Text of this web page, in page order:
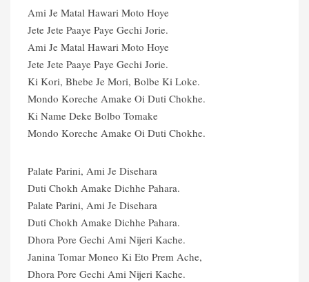
Ami Je Matal Hawari Moto Hoye
Jete Jete Paaye Paye Gechi Jorie.
Ami Je Matal Hawari Moto Hoye
Jete Jete Paaye Paye Gechi Jorie.
Ki Kori, Bhebe Je Mori, Bolbe Ki Loke.
Mondo Koreche Amake Oi Duti Chokhe.
Ki Name Deke Bolbo Tomake
Mondo Koreche Amake Oi Duti Chokhe.
Palate Parini, Ami Je Disehara
Duti Chokh Amake Dichhe Pahara.
Palate Parini, Ami Je Disehara
Duti Chokh Amake Dichhe Pahara.
Dhora Pore Gechi Ami Nijeri Kache.
Janina Tomar Moneo Ki Eto Prem Ache,
Dhora Pore Gechi Ami Nijeri Kache.